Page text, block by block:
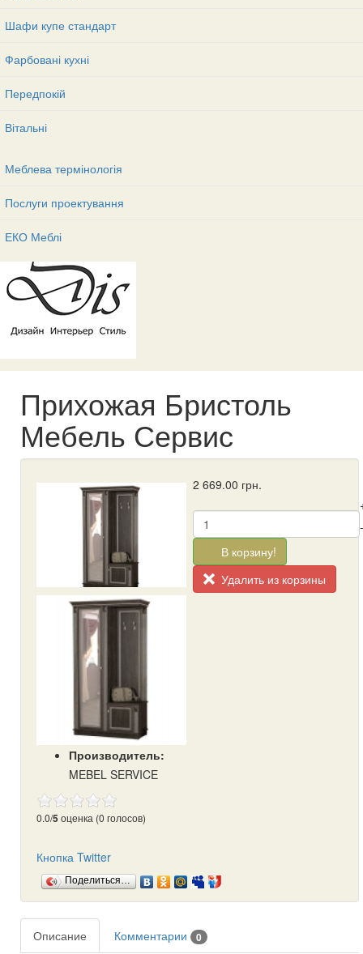
Шафи купе стандарт
Фарбовані кухні
Передпокій
Вітальні
Меблева термінологія
Послуги проектування
ЕКО Меблі
Прихожая Бристоль
Мебель Сервис
Производитель:
MEBEL SERVICE
0.0/5 оценка (0 голосов)
2 669.00 грн.
-
В корзину!
Удалить из корзины
Кнопка Twitter
Поделиться…
Описание Комментарии 0